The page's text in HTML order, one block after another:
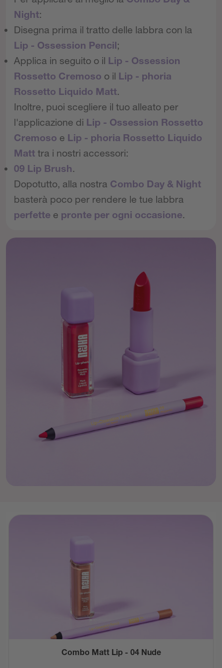
Night:
Disegna prima il tratto delle labbra con la
Lip - Ossession Pencil;
Applica in seguito o il Lip - Ossession
Rossetto Cremoso o il Lip - phoria
Rossetto Liquido Matt.
Inoltre, puoi scegliere il tuo alleato per
l'applicazione di Lip - Ossession Rossetto
Cremoso e Lip - phoria Rossetto Liquido
Matt tra i nostri accessori:
09 Lip Brush.
Dopotutto, alla nostra Combo Day & Night
basterà poco per rendere le tue labbra
perfette e pronte per ogni occasione.
Combo Matt Lip - 04 Nude